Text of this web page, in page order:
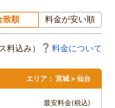
致順 料金が安い順
料込み） 料金について
エリア： 宮城 > 仙台
最安料金(税込)